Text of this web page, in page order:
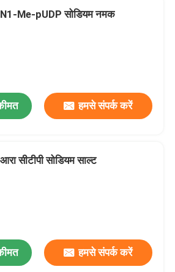
N1-Me-pUDP सोडियम नमक
हमसे संपर्क करें
आरा सीटीपी सोडियम साल्ट
हमसे संपर्क करें